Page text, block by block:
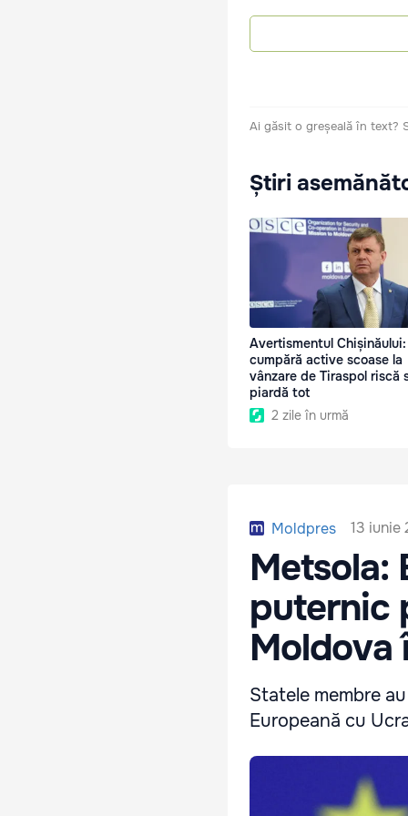
Ai găsit o greșeală în text?
Știri
Avertismentul
cumpără active scoase la
vânzare de Tiraspol riscă
piardă tot
2 zile în urmă
Moldpres 13 iunie
Metsola:
puternic
Moldova
Statele membre
Europeană cu